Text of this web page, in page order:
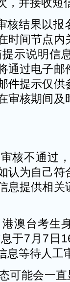
，并接收短
核结果以报
时间节点内
示说明信
通过电子邮
件提示仅供
审核期间及
核不通过
认为自己符
息提供相关
澳台考生
于7月7日
息等待人工
能会一直